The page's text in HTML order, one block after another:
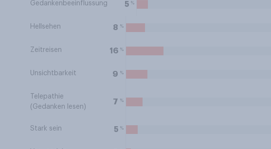
Gedankenbeeinflussung 5 %
Hellsehen 8 %
Zeitreisen 16 %
Unsichtbarkeit 9 %
Telepathie
(Gedanken lesen)
7 %
Stark sein 5 %